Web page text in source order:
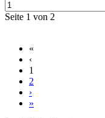
Seite 1 von 2
«
‹
1
2
›
»